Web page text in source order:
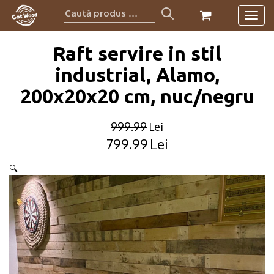
Caută
produs:
Raft servire in stil
industrial, Alamo,
200x20x20 cm, nuc/negru
999.99 Lei
Original
was:
999.99lei.
799.99 Lei
Current
is:
799.99lei.
🔍